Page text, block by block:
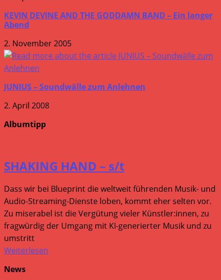
KEVIN DEVINE AND THE GODDAMN BAND – Ein langer
Abend
2. November 2005
JUNIUS – Soundwälle zum Anlehnen
2. April 2008
Albumtipp
SHAKING HAND – s/t
Dass wir bei Blueprint die weltweit führenden Musik- und
Audio-Streaming-Dienste loben, kommt eher selten vor.
Zu miserabel ist die Vergütung vieler Künstler:innen, zu
fragwürdig der Umgang mit KI-generierter Musik und zu
umstritt
Weiterlesen
News